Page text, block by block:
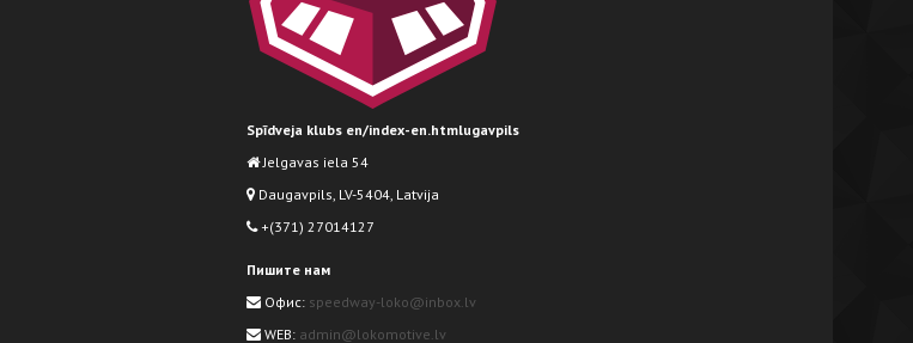
Spīdveja klubs en/index-en.htmlugavpils
Jelgavas iela 54
Daugavpils, LV-5404, Latvija
+(371) 27014127
Пишите нам
Офис: speedway-loko@inbox.lv
WEB: admin@lokomotive.lv